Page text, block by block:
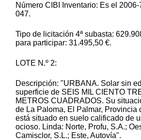
Número CIBI Inventario: Es el
047.
Tipo de licitación 4ª subasta:
para participar: 31.495,50 €.
LOTE N.º 2:
Descripción: "URBANA. Solar sin
superficie de SEIS MIL CIENTO
METROS CUADRADOS. Su
de La Paloma, El Palmar, Provincia
está situado en suelo calificado de
ocioso. Linda: Norte, Profu, S.A.;
Camisclor, S.L.; Este, Autovía".